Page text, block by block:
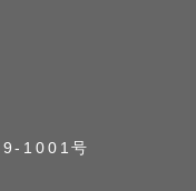
1001号